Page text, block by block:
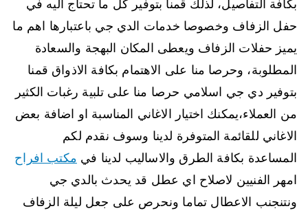
بكافة التفاصيل، لذلك قمنا بتوفير كل ما تحتاج اليه في
حفل الزفاف وخصوصا خدمات الدي جي باعتبارها اهم ما
يميز حفلات الزفاف ويعطى المكان البهجة والسعادة
المطلوبة، وحرصا منا على الاهتمام بكافة الاذواق قمنا
بتوفير دي جي اسلامي حرصا منا على تلبية رغبات الكثير
من العملاء،يمكنك اختيار الاغاني المناسبة او اضافة بعض
الاغاني للقائمة المتوفرة لدينا وسوف نقدم لكم
المساعدة بكافة الطرق والاساليب لدينا في مكتب افراح
امهر الفنيين لاصلاح اي عطل قد يحدث بالدي جي
ونتنجنب الاعطال تماما ونحرص على جعل ليلة الزفاف